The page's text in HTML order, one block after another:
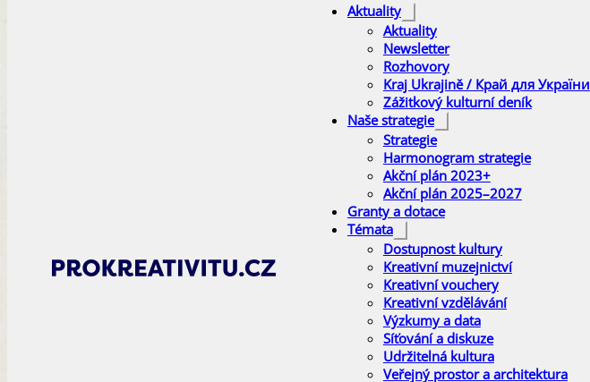
Aktuality
Aktuality
Newsletter
Rozhovory
Kraj Ukrajině / Край для України
Zážitkový kulturní deník
Naše strategie
Strategie
Harmonogram strategie
Akční plán 2023+
Akční plán 2025–2027
Granty a dotace
Témata
Dostupnost kultury
Kreativní muzejnictví
Kreativní vouchery
Kreativní vzdělávání
Výzkumy a data
Síťování a diskuze
Udržitelná kultura
Veřejný prostor a architektura